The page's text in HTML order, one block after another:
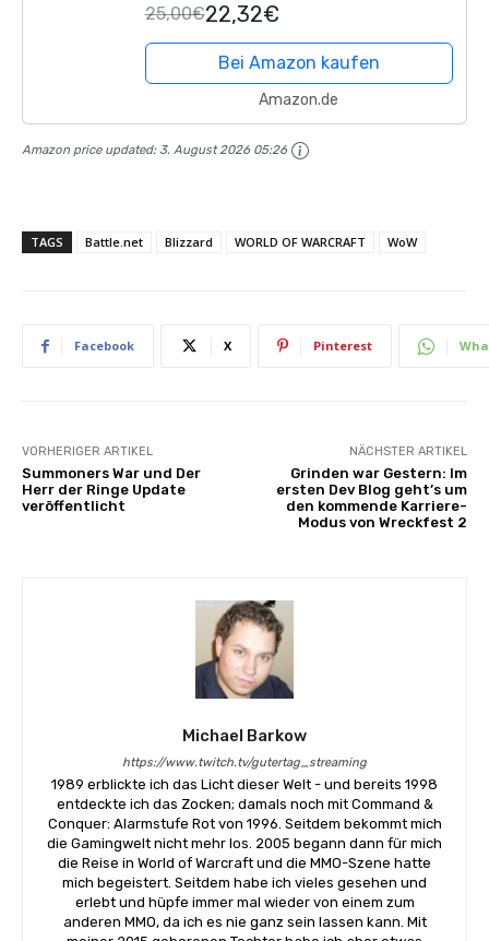
Fortgeschrittene. Inklusive
Legesystemen. Schönes Geschenk
für alle...
25,00€22,32€
Bei Amazon kaufen
Amazon.de
Amazon price updated: 3. August 2026 05:26
TAGS Battle.net Blizzard WORLD OF WARCRAFT WoW
Facebook X Pinterest
VORHERIGER ARTIKEL
Summoners War und Der
Herr der Ringe Update
veröffentlicht
NÄCHSTER ARTIKEL
Grinden war Gestern: Im
ersten Dev Blog geht’s um
den kommende Karriere-
Modus von Wreckfest 2
Michael Barkow
https://www.twitch.tv/gutertag_streaming
1989 erblickte ich das Licht dieser Welt - und bereits 1998
entdeckte ich das Zocken; damals noch mit Command &
Conquer: Alarmstufe Rot von 1996. Seitdem bekommt mich
die Gamingwelt nicht mehr los. 2005 begann dann für mich
die Reise in World of Warcraft und die MMO-Szene hatte
mich begeistert. Seitdem habe ich vieles gesehen und
erlebt und hüpfe immer mal wieder von einem zum
anderen MMO, da ich es nie ganz sein lassen kann. Mit